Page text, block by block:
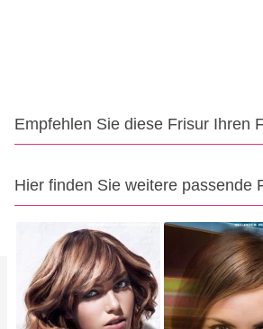
Empfehlen Sie diese Frisur Ihren
Hier finden Sie weitere passende